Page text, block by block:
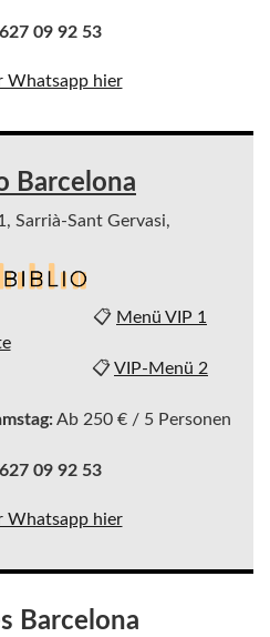
09 92 53
Whatsapp hier
Barcelona
Sarrià-Sant Gervasi,
📋 Menü VIP 1
📋VIP-Menü 2
Ab 250 € / 5 Personen
09 92 53
Whatsapp hier
Barcelona